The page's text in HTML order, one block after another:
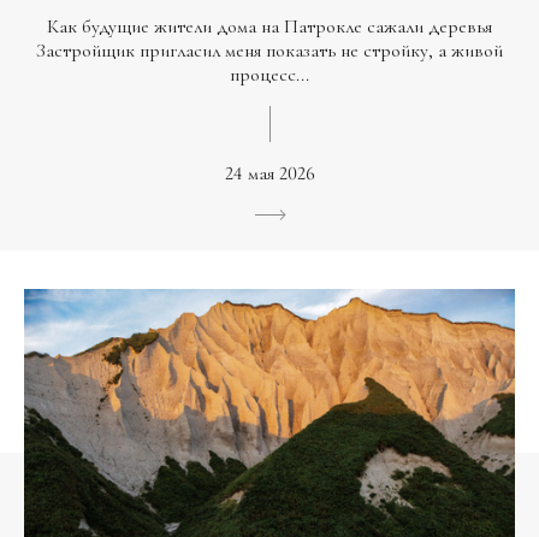
Как будущие жители дома на Патрокле сажали деревья
Застройщик пригласил меня показать не стройку, а живой
процесс...
24 мая 2026